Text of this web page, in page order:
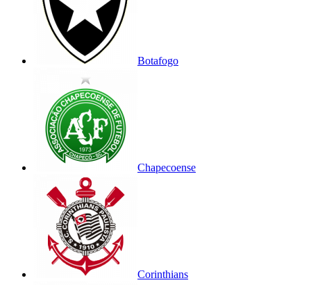
Botafogo
Chapecoense
Corinthians